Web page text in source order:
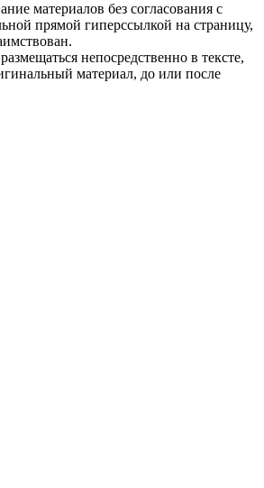
материалов без согласования с
прямой гиперссылкой на страницу,
непосредственно в тексте,
материал, до или после